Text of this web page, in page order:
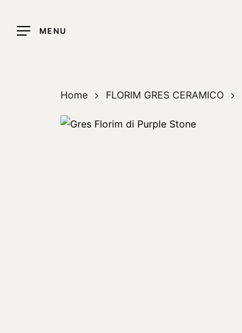
MENU
Home FLORIM GRES CERAMICO